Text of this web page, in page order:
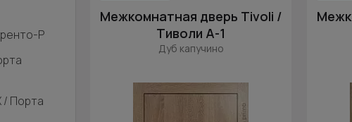
Р
/ Порта
Межкомнатная дверь Tivoli /
Тиволи А-1
Дуб капучино